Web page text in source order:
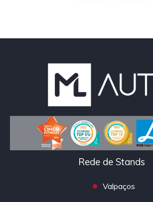
Rede de Stands
Valpaços